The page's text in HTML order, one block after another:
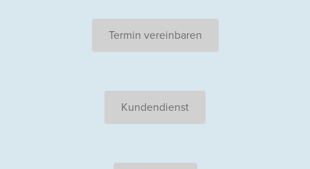
Termin vereinbaren
Kundendienst